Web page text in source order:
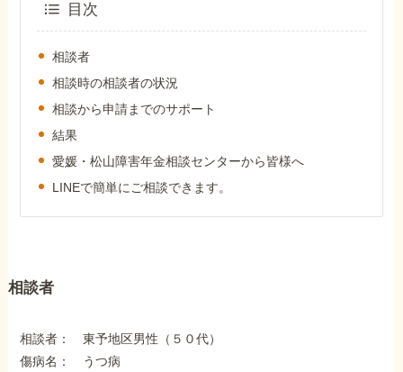
ホーム
障害年金の基礎知識
受給事例
Q&A・相談事例
目次
相談者
相談時の相談者の状況
相談から申請までのサポート
結果
愛媛・松山障害年金相談センターから皆様へ
LINEで簡単にご相談できます。
相談者
相談者： 東予地区男性（５０代）
傷病名： うつ病